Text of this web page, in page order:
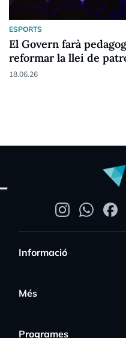
ESPORTS
El Govern farà
reformar la llei de
18.06.26
Informació
Més
Programes